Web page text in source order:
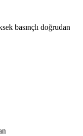
basınçlı doğrudan